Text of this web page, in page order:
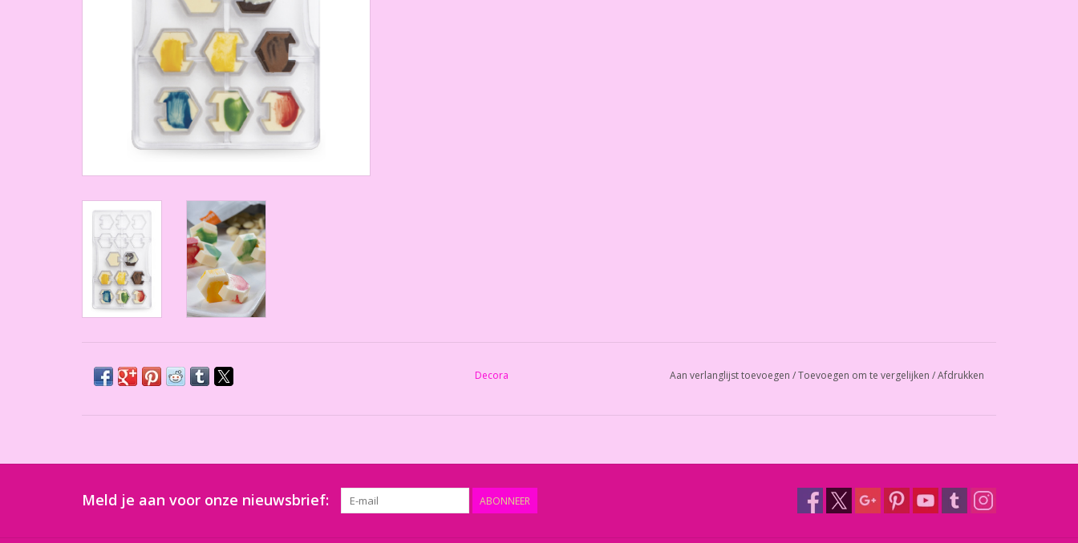
Decora Aan verlanglijst toevoegen /Toevoegen om te vergelijken /Afdrukken
Meld je aan voor onze nieuwsbrief: ABONNEER